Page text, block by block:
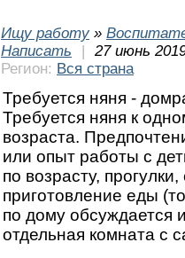
Ищу работу »
Написать
|
27 июнь
Регион: Вся страна
Требуется няня -
Требуется няня к
возраста.
или опыт работы с
по возрасту,
приготовление еды
по дому обсуждается
отдельная комната с